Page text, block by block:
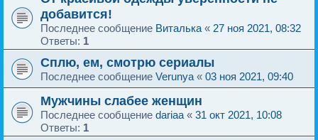
добавится!
Последнее сообщение Виталька « 27 ноя 2021, 08:32
Ответы: 1
Сплю, ем, смотрю сериалы
Последнее сообщение Verunya « 03 ноя 2021, 09:40
Мужчины слабее женщин
Последнее сообщение dariaa « 31 окт 2021, 10:08
Ответы: 1